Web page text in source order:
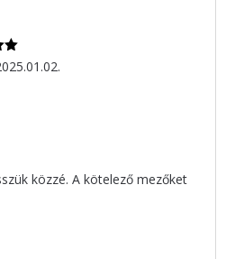
közzé. A kötelező mezőket